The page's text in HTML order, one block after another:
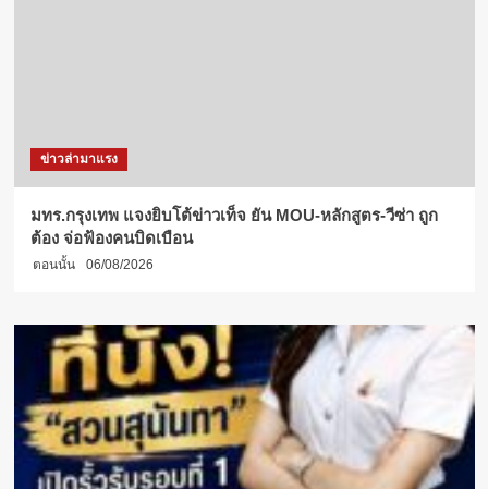
ข่าวล่ามาแรง
มทร.กรุงเทพ แจงยิบโต้ข่าวเท็จ ยัน MOU-หลักสูตร-วีซ่า ถูก
ต้อง จ่อฟ้องคนบิดเบือน
ตอนนั้น 06/08/2026